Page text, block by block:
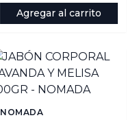
Agregar al carrito
NOMADA